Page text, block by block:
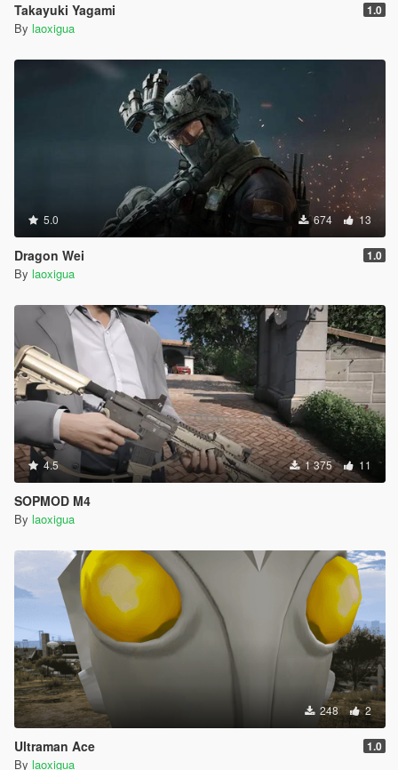
Takayuki Yagami 1.0
By laoxigua
5.0 674 13
Dragon Wei 1.0
By laoxigua
4.5 1 375 11
SOPMOD M4
By laoxigua
248 2
Ultraman Ace 1.0
By laoxigua